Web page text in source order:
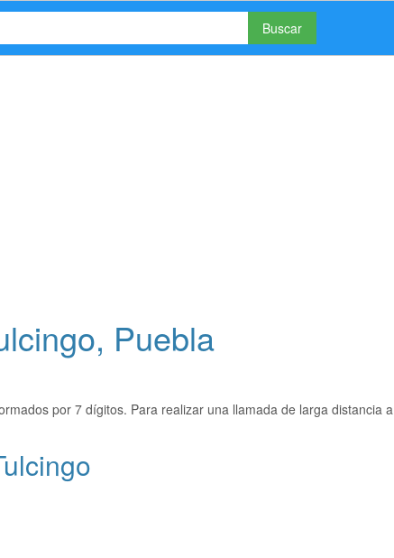
Buscar
Puebla
por 7 dígitos. Para realizar una llamada de larga distancia a